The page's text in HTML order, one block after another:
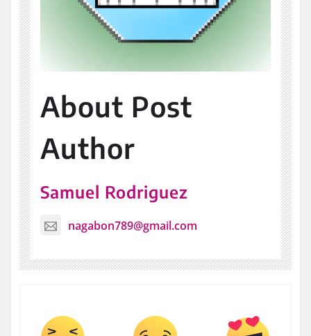
About Post
Author
Samuel Rodriguez
nagabon789@gmail.com